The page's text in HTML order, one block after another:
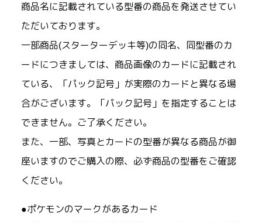
商品名に記載されている型番の商品を発送させてい
ただいております。
一部商品(スターターデッキ等)の同名、同型番のカ
ードにつきましては、商品画像のカードに記載され
ている、「パック記号」が実際のカードと異なる場
合がございます。「パック記号」を指定することは
できません。ご了承ください。
また、一部、写真とカードの型番が異なる商品が御
座いますのでご購入の際、必ず商品の型番をご確認
ください。
●ポケモンのマークがあるカード